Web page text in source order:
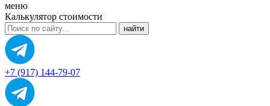
меню
Калькулятор стоимости
+7 (917) 144-79-07